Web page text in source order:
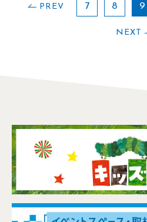
PREV 7 8 9
NEXT